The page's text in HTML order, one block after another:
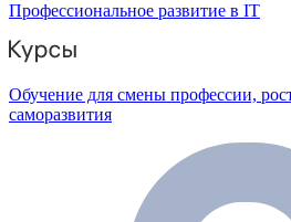
Профессиональное развитие в IT
Обучение для смены профессии,
саморазвития